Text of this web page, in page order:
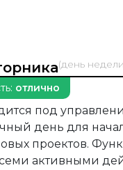
(день
отлично
под
день для
проектов.
активными